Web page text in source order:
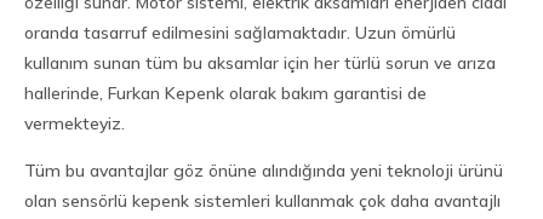
oranda tasarruf edilmesini sağlamaktadır. Uzun ömürlü
kullanım sunan tüm bu aksamlar için her türlü sorun ve arıza
hallerinde, Furkan Kepenk olarak bakım garantisi de
vermekteyiz.
Tüm bu avantajlar göz önüne alındığında yeni teknoloji ürünü
olan sensörlü kepenk sistemleri kullanmak çok daha avantajlı